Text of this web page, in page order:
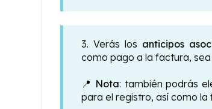
3. Verás los anticipos
como pago a la factura,
📍 Nota: también podrás
para el registro, así como la